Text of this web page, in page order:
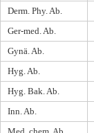
Derm. Phy. Ab.
Ger-med. Ab.
Gynä. Ab.
Hyg. Ab.
Hyg. Bak. Ab.
Inn. Ab.